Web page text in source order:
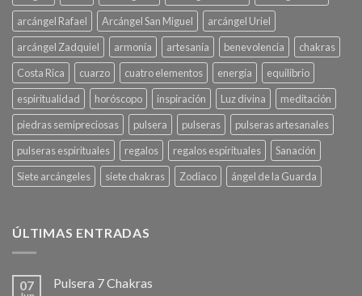
arcángel Rafael
Arcángel San Miguel
arcángel Uriel
arcángel Zadquiel
armonía artesanía benevolencia
chakras
Costa Rica
cuarzo cuatro elementos energía
equilibrio
espiritualidad
horóscopo inspiración Luz divina
meditación
piedras semipreciosas
pulsera pulseras
pulseras artesanales
pulseras espirituales
regalos regalos espirituales
Sanación
Siete arcángeles
siete chakras Zodiaco ángel de la Guarda
ÚLTIMAS ENTRADAS
07 Pulsera 7 Chakras